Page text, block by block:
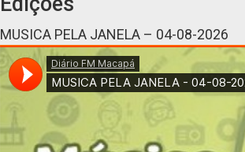
MUSICA PELA JANELA – 04-08-2026